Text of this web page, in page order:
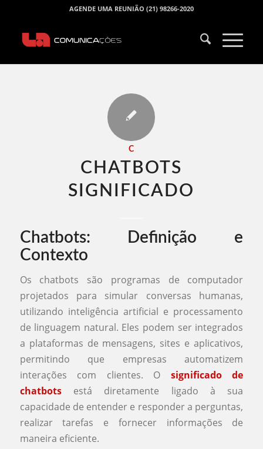
AGENDE UMA REUNIÃO (21) 98266-2020
C
CHATBOTS
SIGNIFICADO​
Chatbots: Definição e
Contexto
Os chatbots são programas de computador
projetados para simular conversas humanas,
utilizando inteligência artificial e processamento
de linguagem natural. Eles podem ser integrados
a plataformas de mensagens, sites e aplicativos,
permitindo que empresas automatizem
interações com clientes. O significado de
chatbotsestá diretamente ligado à sua
capacidade de entender e responder a perguntas,
realizar tarefas e fornecer informações de
maneira eficiente.